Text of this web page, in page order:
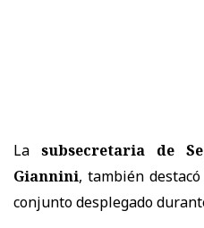
La subsecretaria de
Giannini, también
conjunto desplegado